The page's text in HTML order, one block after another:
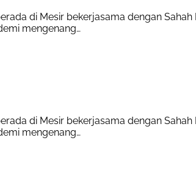
di Mesir bekerjasama dengan
mengenang…
di Mesir bekerjasama dengan
mengenang…